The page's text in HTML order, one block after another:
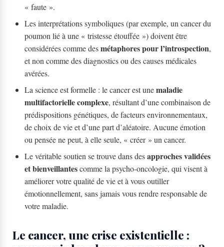
« faute ».
Les interprétations symboliques (par exemple, un cancer du
poumon lié à une « tristesse étouffée ») doivent être
considérées comme desmétaphores pour l’introspection,
et non comme des diagnostics ou des causes médicales
avérées.
La science est formelle : le cancer est unemaladie
multifactorielle complexe, résultant d’une combinaison de
prédispositions génétiques, de facteurs environnementaux,
de choix de vie et d’une part d’aléatoire. Aucune émotion
ou pensée ne peut, à elle seule, « créer » un cancer.
Le véritable soutien se trouve dans desapproches validées
et bienveillantescomme la psycho-oncologie, qui visent à
améliorer votre qualité de vie et à vous outiller
émotionnellement, sans jamais vous rendre responsable de
votre maladie.
Le cancer, une crise existentielle :